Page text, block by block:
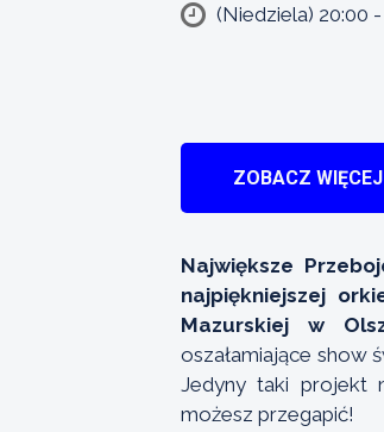
(Niedziela) 20:00
ZOBACZ WIĘCEJ
Największe
najpiękniejszej
Mazurskiej w
oszałamiające show
Jedyny taki projekt
możesz przegapić!